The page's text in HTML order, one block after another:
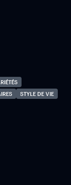
STYLE DE VIE